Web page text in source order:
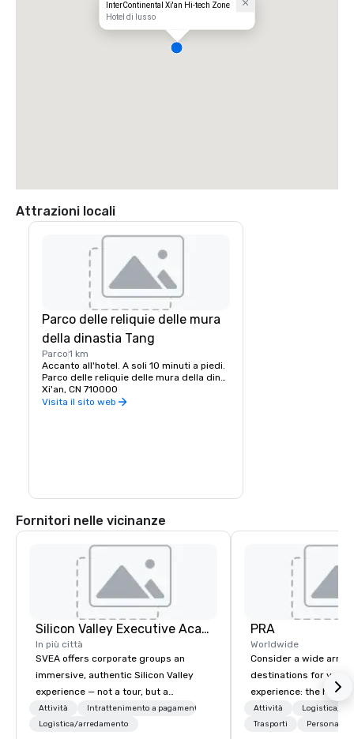
InterContinental Xi'an Hi-tech Zone
Hotel di lusso
Attrazioni locali
Parco delle reliquie delle mura
della dinastia Tang
Parco1 km
Accanto all'hotel. A soli 10 minuti a piedi.
Parco delle reliquie delle mura della dinastia Tang
Xi'an, CN 710000
Visita il sito web
Fornitori nelle vicinanze
Silicon Valley Executive Academy
In più città
SVEA offers corporate groups an
immersive, authentic Silicon Valley
experience — not a tour, but a
transformation. We design and
facilitate custom executive innovation
Attività
Intrattenimento a pagamento
Logistica/arredamento
PRA
Worldwide
Consider a wide array
destinations for your
experience: the
charming South, all-
Midwest, or
Attività
Logistica/
Trasporti
Personale